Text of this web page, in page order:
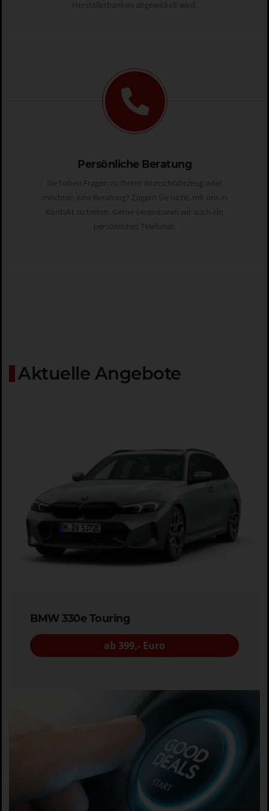
Herstellerbanken abgewickelt wird.
Persönliche Beratung
Sie haben Fragen zu Ihrem Wunschfahrzeug oder
möchten eine Beratung? Zögern Sie nicht, mit uns in
Kontakt zu treten. Gerne vereinbaren wir auch ein
persönliches Telefonat.
Aktuelle Angebote
BMW 330e Touring
ab 399,- Euro